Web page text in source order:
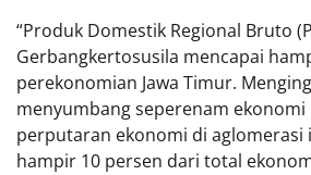
“Produk Domestik Regional Bruto
Gerbangkertosusila mencapai
perekonomian Jawa Timur.
menyumbang seperenam ekonomi
perputaran ekonomi di aglomerasi
hampir 10 persen dari total